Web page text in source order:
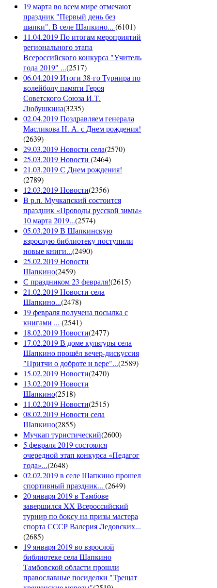
19 марта во всем мире отмечают
праздник "Первый день без
шапки". В селе Шапкино... (6101)
11.04.2019 По итогам мероприятий
регионального этапа
Всероссийского конкурса "Учитель
года 2019" ...(2517)
06.04.2019 Итоги 38-го Турнира по
волейболу памяти Героя
Советского Союза И.Т.
Любушкина(3235)
02.04.2019 Поздравляем генерала
Масликова Н. А. с Днем рождения!
(2639)
29.03.2019 Новости села(2570)
25.03.2019 Новости (2464)
21.03.2019 С Днем рождения!
(2789)
12.03.2019 Новости(2356)
В р.п. Мучкапский состоится
праздник «Проводы русской зимы»
10 марта 2019...(2574)
05.03.2019 В Шапкинскую
взрослую библиотеку поступили
новые книги...(2490)
25.02.2019 Новости
Шапкино(2459)
С праздником 23 февраля!(2615)
21.02.2019 Новости села
Шапкино...(2478)
19 февраля получена посылка с
книгами ... (2541)
18.02.2019 Новости(2477)
17.02.2019 В доме культуры села
Шапкино прошёл вечер-дискуссия
"Притчи о доброте и вере"...(2589)
15.02.2019 Новости(2470)
13.02.2019 Новости
Шапкино(2518)
11.02.2019 Новости(2515)
08.02.2019 Новости села
Шапкино(2855)
Мучкап туристический(2600)
5 февраля 2019 состоялся
очередной этап конкурса «Педагог
года»...(2648)
02.02.2019 в селе Шапкино прошел
спортивный праздник... (2649)
20 января 2019 в Тамбове
завершился XX Всероссийский
турнир по боксу на призы мастера
спорта СССР Валерия Ледовских...
(2685)
19 января 2019 во взрослой
библиотеке села Шапкино
Тамбовской области прошли
православные посиделки "Трещат